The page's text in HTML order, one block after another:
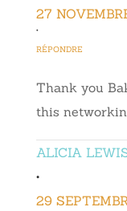
27
•
RÉPONDRE
Thank you
this
ALICIA
•
29